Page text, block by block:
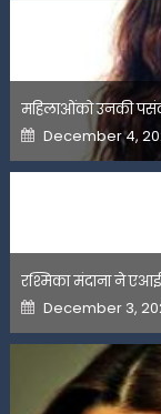
महिलाओंको उनकी
Posted
on
December 4,
रश्मिका मंदाना ने
Posted
on
December 3,